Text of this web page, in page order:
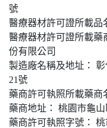
號
醫療器材許可證所載品
醫療器材許可證所載藥
份有限公司
製造廠名稱及地址：
21號
藥商許可執照所載藥商
藥商地址： 桃園市龜
藥商許可執照字號：